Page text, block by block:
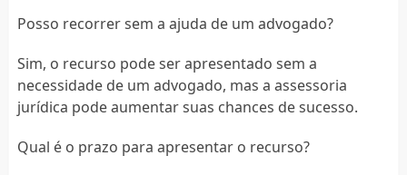
Posso recorrer sem a ajuda de um advogado?
Sim, o recurso pode ser apresentado sem a
necessidade de um advogado, mas a assessoria
jurídica pode aumentar suas chances de sucesso.
Qual é o prazo para apresentar o recurso?